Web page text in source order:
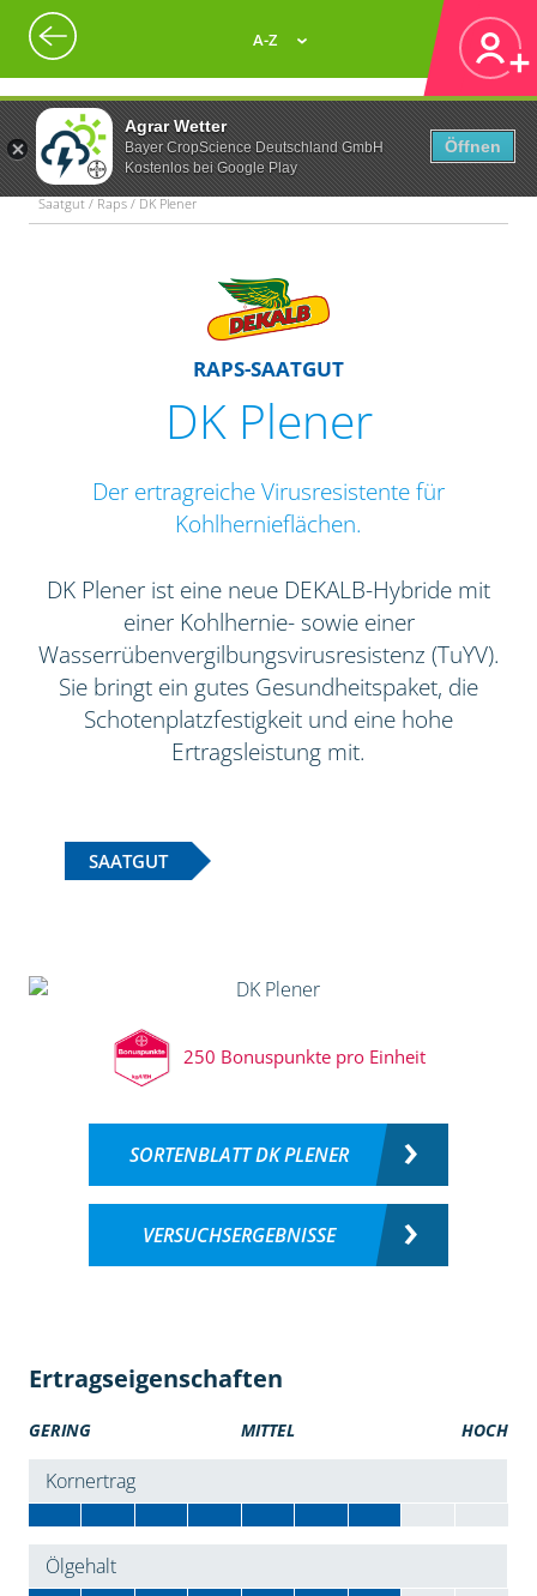
Agrar Wetter
Bayer CropScience Deutschland GmbH
Kostenlos bei Google Play
Öffnen
A-Z
Saatgut / Raps / DK Plener
RAPS-SAATGUT
DK Plener
Der ertragreiche Virusresistente für
Kohlhernieflächen.
DK Plener ist eine neue DEKALB-Hybride mit
einer Kohlhernie- sowie einer
Wasserrübenvergilbungsvirusresistenz (TuYV).
Sie bringt ein gutes Gesundheitspaket, die
Schotenplatzfestigkeit und eine hohe
Ertragsleistung mit.
SAATGUT
250 Bonuspunkte pro Einheit
SORTENBLATT DK PLENER
VERSUCHSERGEBNISSE
Ertragseigenschaften
GERING MITTEL HOCH
Kornertrag
Ölgehalt